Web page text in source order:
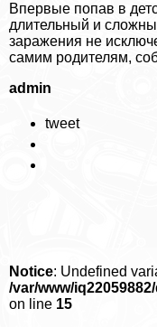
Впервые попав в
длительный и
заражения не
самим родителям,
admin
tweet
Notice: Undefined
/var/www/
on line 15